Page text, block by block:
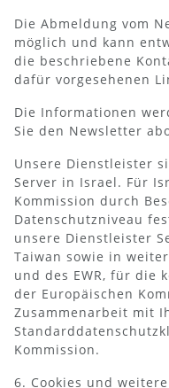
Die Abmeldung vom
möglich und kann
die beschriebene
dafür vorgesehenen
Die Informationen
Sie den Newsletter
Unsere Dienstleister
Server in Israel. Für
Kommission durch
Datenschutzniveau
unsere Dienstleister
Taiwan sowie in
und des EWR, für die
der Europäischen
Zusammenarbeit mit
Kommission.
6. Cookies und